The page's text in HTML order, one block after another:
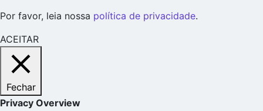
Por favor, leia nossa política de privacidade.
ACEITAR
Fechar
Privacy Overview